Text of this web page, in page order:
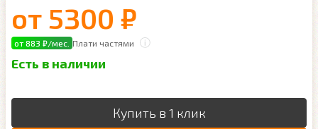
от 5300 ₽
от 883 ₽/мес. Плати частями
Есть в наличии
Купить в 1 клик